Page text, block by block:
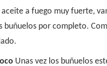
a fuego muy fuerte,
por completo.
Unas vez los buñuelos